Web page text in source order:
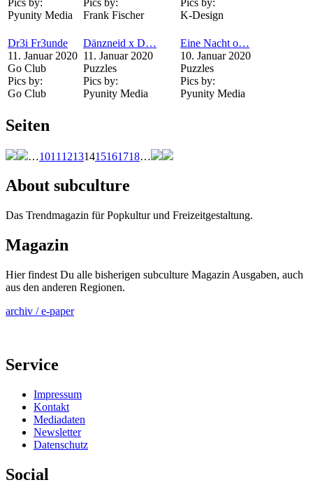
Pyunity Media
Frank Fischer
K-Design
Dr3i Fr3unde
11. Januar 2020
Go Club
Pics by:
Go Club
Dänzneid x D…
11. Januar 2020
Puzzles
Pics by:
Pyunity Media
Eine Nacht o…
10. Januar 2020
Puzzles
Pics by:
Pyunity Media
Seiten
…1011 12131415161718…
About subculture
Das Trendmagazin für Popkultur und Freizeitgestaltung.
Magazin
Hier findest Du alle bisherigen subculture Magazin Ausgaben, auch
aus den anderen Regionen.
archiv / e-paper
Service
Impressum
Kontakt
Mediadaten
Newsletter
Datenschutz
Social